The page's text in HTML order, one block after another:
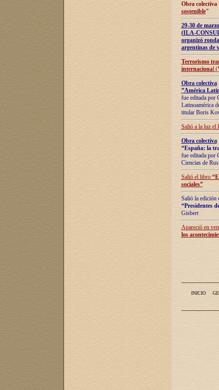
Obra
sostenible"
29-30 de
(ILA-
organizó
argentinas de
Terrorismo
internacional
Obra colectiva
”América
fue editada por
Latinoamérica
titular Boris
Salió a la luz el
Obra colectiva
“España: la
fue editada por
Ciencias de
Salió el libro “
sociales”
Salió la edición
“Presidentes
Gisbert
Apareció en
los
INICIO